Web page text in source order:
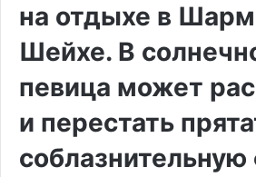
на отдыхе в
Шейхе. В
певица может
и перестать
соблазнительную